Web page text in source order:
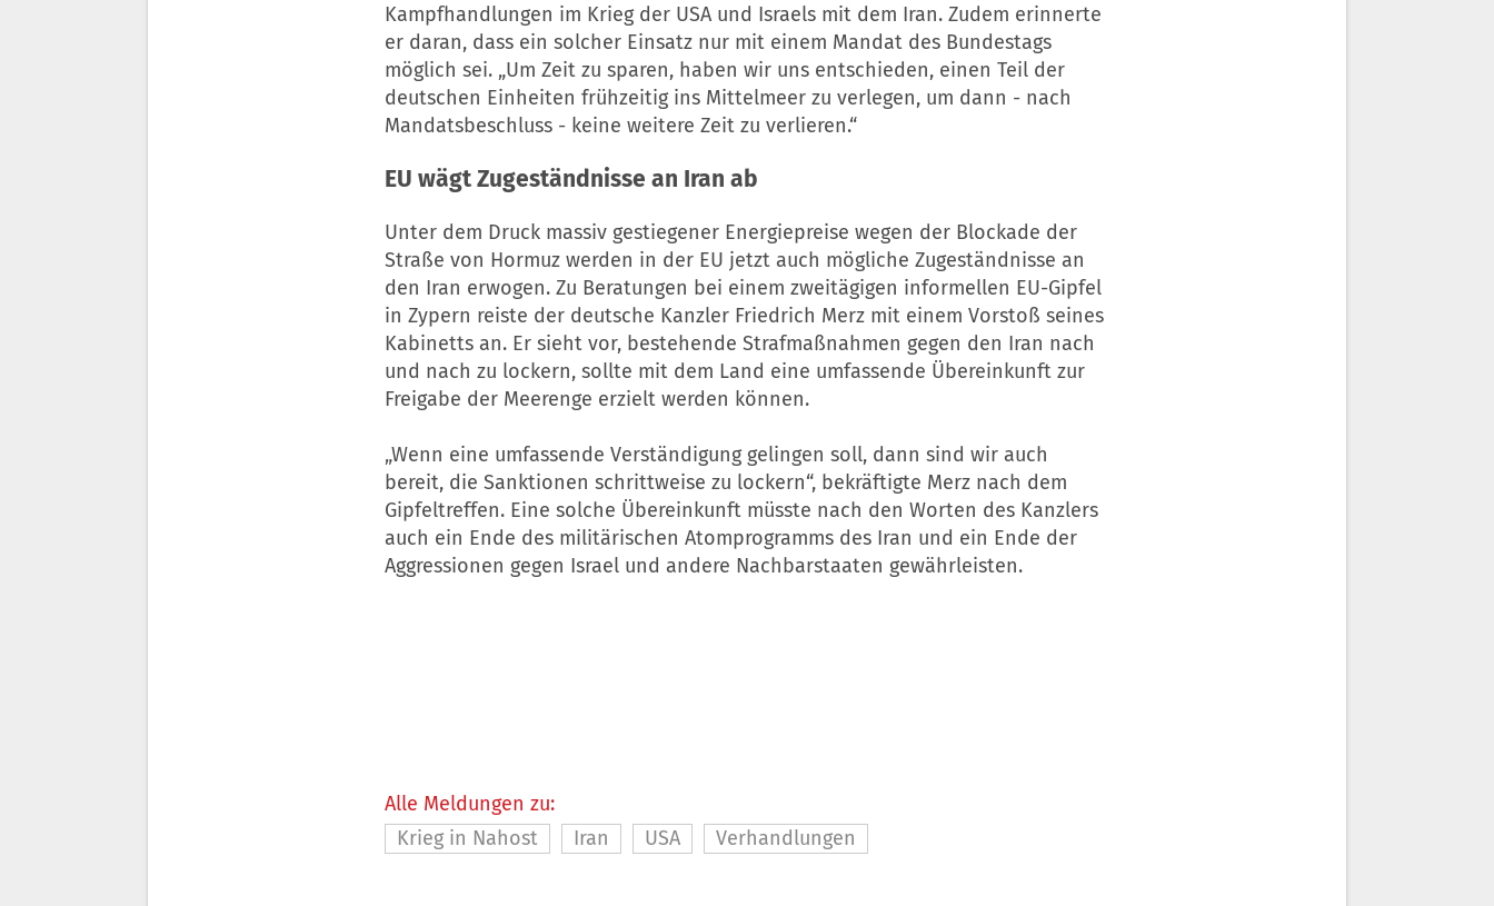
Kampfhandlungen im Krieg der USA und Israels mit dem Iran. Zudem erinnerte
er daran, dass ein solcher Einsatz nur mit einem Mandat des Bundestags
möglich sei. „Um Zeit zu sparen, haben wir uns entschieden, einen Teil der
deutschen Einheiten frühzeitig ins Mittelmeer zu verlegen, um dann - nach
Mandatsbeschluss - keine weitere Zeit zu verlieren.“
EU wägt Zugeständnisse an Iran ab
Unter dem Druck massiv gestiegener Energiepreise wegen der Blockade der
Straße von Hormuz werden in der EU jetzt auch mögliche Zugeständnisse an
den Iran erwogen. Zu Beratungen bei einem zweitägigen informellen EU-Gipfel
in Zypern reiste der deutsche Kanzler Friedrich Merz mit einem Vorstoß seines
Kabinetts an. Er sieht vor, bestehende Strafmaßnahmen gegen den Iran nach
und nach zu lockern, sollte mit dem Land eine umfassende Übereinkunft zur
Freigabe der Meerenge erzielt werden können.
„Wenn eine umfassende Verständigung gelingen soll, dann sind wir auch
bereit, die Sanktionen schrittweise zu lockern“, bekräftigte Merz nach dem
Gipfeltreffen. Eine solche Übereinkunft müsste nach den Worten des Kanzlers
auch ein Ende des militärischen Atomprogramms des Iran und ein Ende der
Aggressionen gegen Israel und andere Nachbarstaaten gewährleisten.
Alle Meldungen zu:
Krieg in Nahost
Iran USA Verhandlungen